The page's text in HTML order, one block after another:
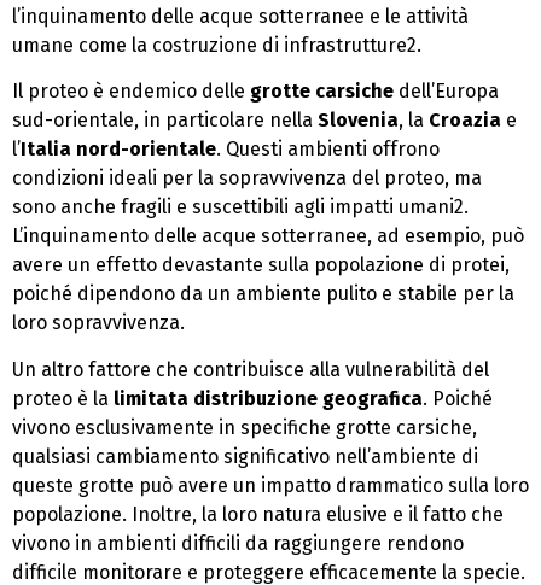
l’inquinamento delle acque sotterranee e le attività
umane come la costruzione di infrastrutture2.
Il proteo è endemico delle grotte carsiche dell’Europa
sud-orientale, in particolare nella Slovenia, la Croazia e
l’Italia nord-orientale. Questi ambienti offrono
condizioni ideali per la sopravvivenza del proteo, ma
sono anche fragili e suscettibili agli impatti umani2.
L’inquinamento delle acque sotterranee, ad esempio, può
avere un effetto devastante sulla popolazione di protei,
poiché dipendono da un ambiente pulito e stabile per la
loro sopravvivenza.
Un altro fattore che contribuisce alla vulnerabilità del
proteo è la limitata distribuzione geografica. Poiché
vivono esclusivamente in specifiche grotte carsiche,
qualsiasi cambiamento significativo nell’ambiente di
queste grotte può avere un impatto drammatico sulla loro
popolazione. Inoltre, la loro natura elusive e il fatto che
vivono in ambienti difficili da raggiungere rendono
difficile monitorare e proteggere efficacemente la specie.